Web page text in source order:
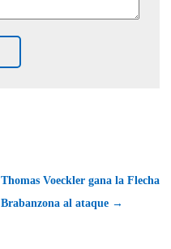
Thomas Voeckler gana la Flecha
Brabanzona al ataque →